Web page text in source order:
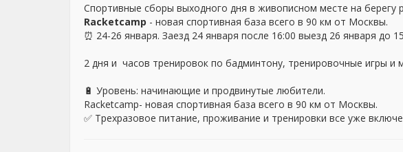
Спортивные сборы выходного дня в живописном месте на берегу
Racketcamp - новая спортивная база всего в 90 км от Москвы.
⏰ 24-26 января. Заезд 24 января после 16:00 выезд 26 января до
2 дня и часов тренировок по бадминтону, тренировочные игры и
🔋 Уровень: начинающие и продвинутые любители.
Racketcamp- новая спортивная база всего в 90 км от Москвы.
✅ Трехразовое питание, проживание и тренировки все уже